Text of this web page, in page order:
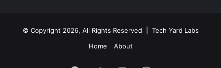
© Copyright 2026, All Rights Reserved | Tech Yard Labs
Home
About